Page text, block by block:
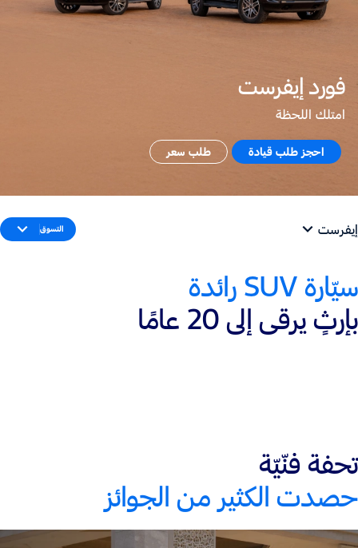
فورد إيفرست
امتلك اللحظة
احجز طلب قيادة طلب سعر
إيفرست التسوق
سيّارة SUV رائدة
بإرثٍ يرقى إلى 20 عامًا
تحفة فنّيّة
حصدت الكثير من الجوائز